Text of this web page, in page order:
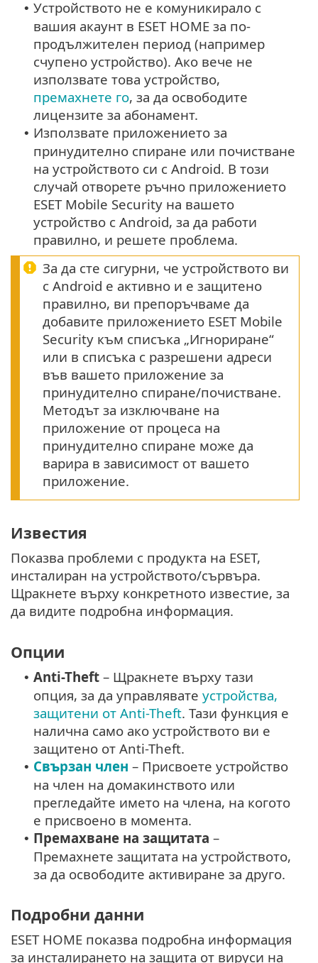
• Устройството не е комуникирало с
вашия акаунт в ESET HOME за по-
продължителен период (например
счупено устройство). Ако вече не
използвате това устройство,
премахнете го, за да освободите
лицензите за абонамент.
• Използвате приложението за
принудително спиране или почистване
на устройството си с Android. В този
случай отворете ръчно приложението
ESET Mobile Security на вашето
устройство с Android, за да работи
правилно, и решете проблема.
За да сте сигурни, че устройството ви
с Android е активно и е защитено
правилно, ви препоръчваме да
добавите приложението ESET Mobile
Security към списъка „Игнориране“
или в списъка с разрешени адреси
във вашето приложение за
принудително спиране/почистване.
Методът за изключване на
приложение от процеса на
принудително спиране може да
варира в зависимост от вашето
приложение.
Известия
Показва проблеми с продукта на ESET,
инсталиран на устройството/сървъра.
Щракнете върху конкретното известие, за
да видите подробна информация.
Опции
• Anti-Theft – Щракнете върху тази
опция, за да управлявате устройства,
защитени от Anti-Theft. Тази функция е
налична само ако устройството ви е
защитено от Anti-Theft.
• Свързан член – Присвоете устройство
на член на домакинството или
прегледайте името на члена, на когото
е присвоено в момента.
• Премахване на защитата –
Премахнете защитата на устройството,
за да освободите активиране за друго.
Подробни данни
ESET HOME показва подробна информация
за инсталирането на защита от вируси на